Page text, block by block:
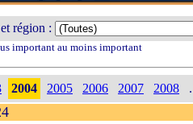
et région :
important au moins important
2004 2005 2006 2007 2008